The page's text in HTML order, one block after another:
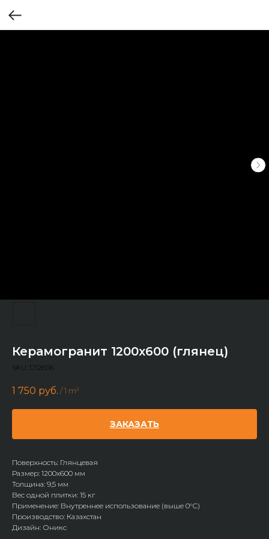
Керамогранит 1200x600 (глянец)
SKU: D12606
1 750 руб. / 1 m²
ЗАКАЗАТЬ
Поверхность: Глянцевая
Размер: 1200х600 мм
Толщина: 9,5 мм
Вес одной плитки: 15 кг
Применение: Внутреннее использование (выше 0°С)
Производство: Казахстан
Дизайн: Оникс